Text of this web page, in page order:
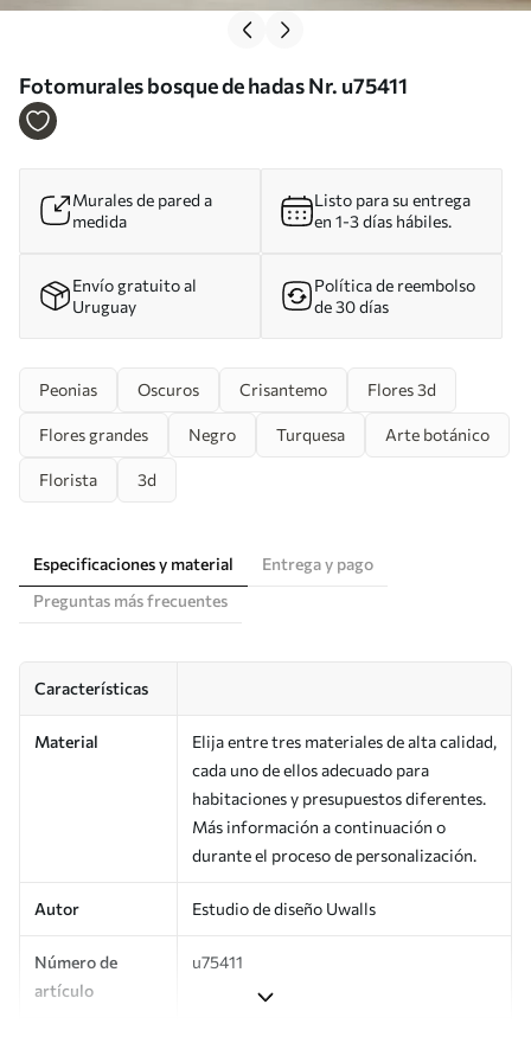
Fotomurales bosque de hadas Nr. u75411
Murales de pared a
medida
Listo para su entrega
en 1-3 días hábiles.
Envío gratuito al
Uruguay
Política de reembolso
de 30 días
Peonias Oscuros Crisantemo Flores 3d
Flores grandes Negro Turquesa Arte botánico
Florista 3d
Especificaciones y material
Entrega y pago
Preguntas más frecuentes
Características
Material
Elija entre tres materiales de alta calidad,
cada uno de ellos adecuado para
habitaciones y presupuestos diferentes.
Más información a continuación o
durante el proceso de personalización.
Autor Estudio de diseño Uwalls
Número de
artículo
u75411